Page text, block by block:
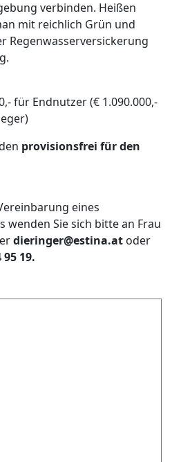
verbinden. Heißen
mit reichlich Grün und
Regenwasserversickerung
für Endnutzer (€ 1.090.000,-
provisionsfrei für den
eines
wenden Sie sich bitte an Frau
dieringer@estina.at oder
95 19.